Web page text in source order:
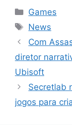
Categorias
Games
Tags
News
Com
diretor
Ubisoft
Secretlab
jogos para